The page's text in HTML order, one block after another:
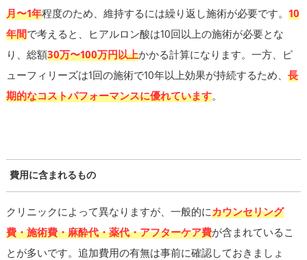
月〜1年程度のため、維持するには繰り返し施術が必要です。 10
年間で考えると、ヒアルロン酸は10回以上の施術が必要とな
り、総額30万〜100万円以上かかる計算になります。一方、ピ
ューフィリーズは1回の施術で10年以上効果が持続するため、 長
期的なコストパフォーマンスに優れています。
費用に含まれるもの
クリニックによって異なりますが、一般的にカウンセリング
費・施術費・麻酔代・薬代・アフターケア費が含まれているこ
とが多いです。追加費用の有無は事前に確認しておきましょ